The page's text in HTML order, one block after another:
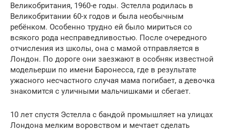
Великобритания, 1960-е годы. Эстелла родилась в
Великобритании 60-х годов и была необычным
ребёнком. Особенно трудно ей было мириться со
всякого рода несправедливостью. После очередного
отчисления из школы, она с мамой отправляется в
Лондон. По дороге они заезжают в особняк известной
модельерши по имени Баронесса, где в результате
ужасного несчастного случая мама погибает, а девочка
знакомится с уличными мальчишками и сбегает.
10 лет спустя Эстелла с бандой промышляет на улицах
Лондона мелким воровством и мечтает сделать